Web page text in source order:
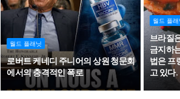
월드 플래닛
로버트 케네디 주니어의 상원 청문회
에서의 충격적인 폭로
월드 플래
브라질
금지하
법은 프
고 있다.